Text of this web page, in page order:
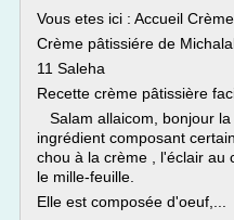
Vous etes ici : Accueil
Crème pâtissiére de
11 Saleha
Recette crème pâtissière
Salam allaicom, bonjour
ingrédient composant
chou à la crème , l'éclair au
le mille-feuille.
Elle est composée d'oeuf,...